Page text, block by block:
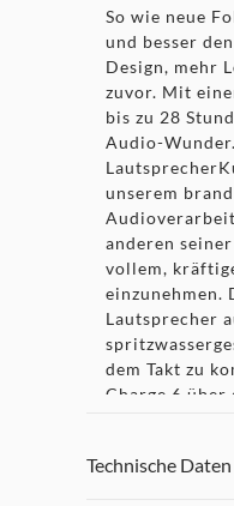
So wie neue
und besser
Design, mehr
zuvor. Mit
bis zu 28
Audio-
unserem
anderen
vollem,
einzunehmen.
Lautsprecher
dem Takt zu
Charge 6
oder vierter?
Technische Daten